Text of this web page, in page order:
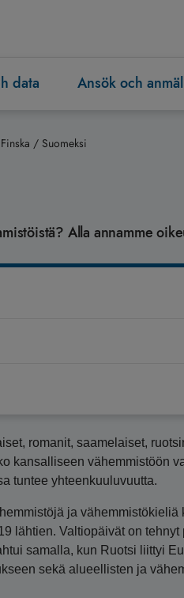
data Ansök och anmäl
Finska / Suomeksi
Alla annamme
romanit, saamelaiset,
kansalliseen vähemmistöön
tuntee yhteenkuuluvuutta.
ja vähemmistökieliä
lähtien. Valtiopäivät on
samalla, kun Ruotsi liittyi
sekä alueellisten ja